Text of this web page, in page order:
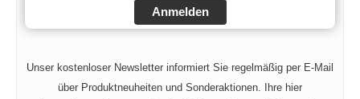
Anmelden
Unser kostenloser Newsletter informiert Sie regelmäßig per E-Mail
über Produktneuheiten und Sonderaktionen. Ihre hier